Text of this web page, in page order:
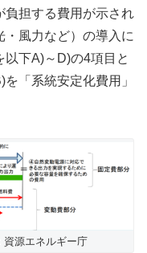
負担する費用が示され
・風力など）の導入に
下A)～D)の4項目と
「系統安定化費用」
源エネルギー庁